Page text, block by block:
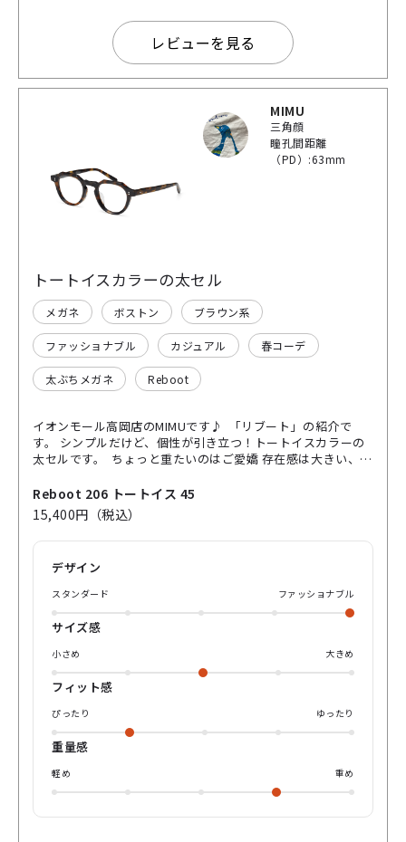
レビューを見る
MIMU
三角顔
瞳孔間距離
（PD）:63mm
トートイスカラーの太セル
メガネ ボストン ブラウン系
ファッショナブル カジュアル 春コーデ
太ぶちメガネ Reboot
イオンモール高岡店のMIMUです♪ 「リブート」の紹介で
す。 シンプルだけど、個性が引き立つ！トートイスカラーの
太セルです。 ちょっと重たいのはご愛嬌 存在感は大きい、メ
も、厚みも目立たないのが魅力的！ メガネが主役のファッシ
ョンコーデも挑戦しやすいので お試しの価値あり(^^) カラー
レンズ🌈の相性も抜群！ ON/OFFに合わせて使いやすいカラ
ーをご紹介します。
Reboot 206 トートイス 45
15,400円（税込）
デザイン
スタンダード ファッショナブル
サイズ感
小さめ 大きめ
フィット感
ぴったり ゆったり
重量感
軽め 重め